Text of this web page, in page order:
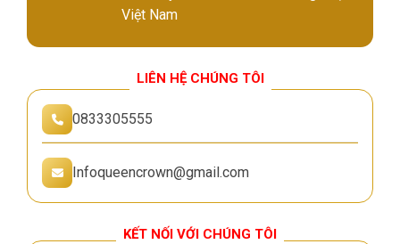
Việt Nam
LIÊN HỆ CHÚNG TÔI
0833305555
Infoqueencrown@gmail.com
KẾT NỐI VỚI CHÚNG TÔI